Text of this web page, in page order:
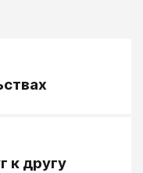
к другу